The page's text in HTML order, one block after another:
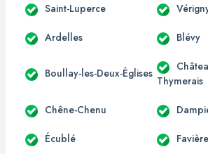
Saint-Luperce
Ardelles Blévy
Boullay-les-Deux-Églises
Thymerais
Chêne-Chenu
Écublé